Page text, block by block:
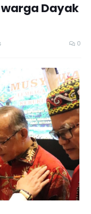
Dayak
0